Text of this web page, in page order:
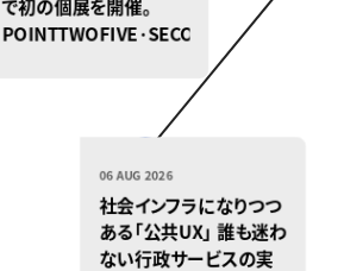
06 AUG 2026
社会インフラになりつつ
ある「公共UX」 誰も迷わ
ない行政サービスの実
で初の個展を開催。
POINTTWOFIVE·SECOND